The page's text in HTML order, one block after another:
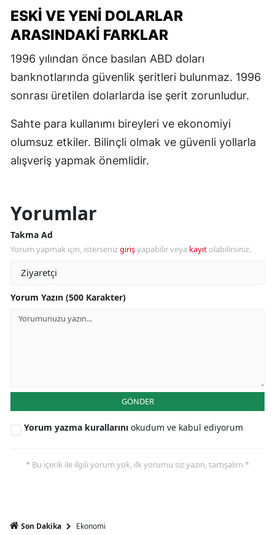
ESKI VE YENI DOLARLAR
ARASINDAKI FARKLAR
1996 yılından önce basılan ABD doları
banknotlarında güvenlik şeritleri bulunmaz. 1996
sonrası üretilen dolarlarda ise şerit zorunludur.
Sahte para kullanımı bireyleri ve ekonomiyi
olumsuz etkiler. Bilinçli olmak ve güvenli yollarla
alışveriş yapmak önemlidir.
Yorumlar
Takma Ad
Yorum yapmak için, istersenizgirişyapabilir veya kayıt olabilirsiniz.
Yorum Yazın (500 Karakter)
GÖNDER
Yorum yazma kurallarını okudum ve kabul ediyorum
* Bu içerik ile ilgili yorum yok, ilk yorumu siz yazın, tartışalım *
Son Dakika Ekonomi